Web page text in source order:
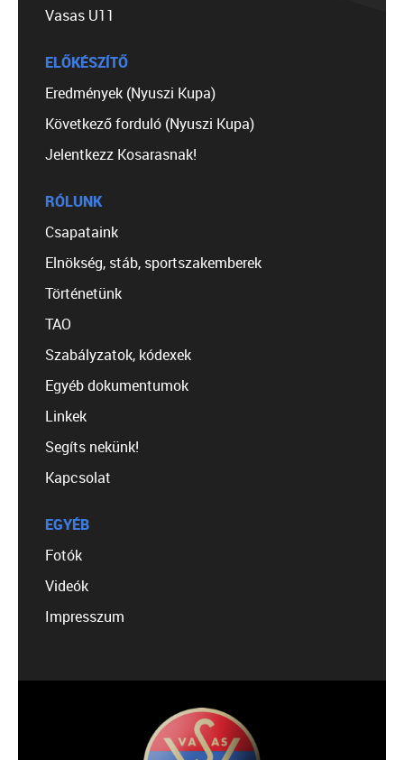
Vasas U11
ELŐKÉSZÍTŐ
Eredmények (Nyuszi Kupa)
Következő forduló (Nyuszi Kupa)
Jelentkezz Kosarasnak!
RÓLUNK
Csapataink
Elnökség, stáb, sportszakemberek
Történetünk
TAO
Szabályzatok, kódexek
Egyéb dokumentumok
Linkek
Segíts nekünk!
Kapcsolat
EGYÉB
Fotók
Videók
Impresszum